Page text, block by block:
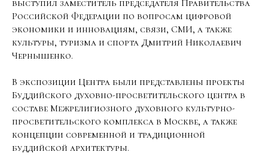
выступил заместитель председателя Правительства
Российской Федерации по вопросам цифровой
экономики и инновациям, связи, СМИ, а также
культуры, туризма и спорта Дмитрий Николаевич
Чернышенко.
В экспозиции Центра были представлены проекты
Буддийского духовно-просветительского центра в
составе Межрелигиозного духовного культурно-
просветительского комплекса в Москве, а также
концепции современной и традиционной
буддийской архитектуры.